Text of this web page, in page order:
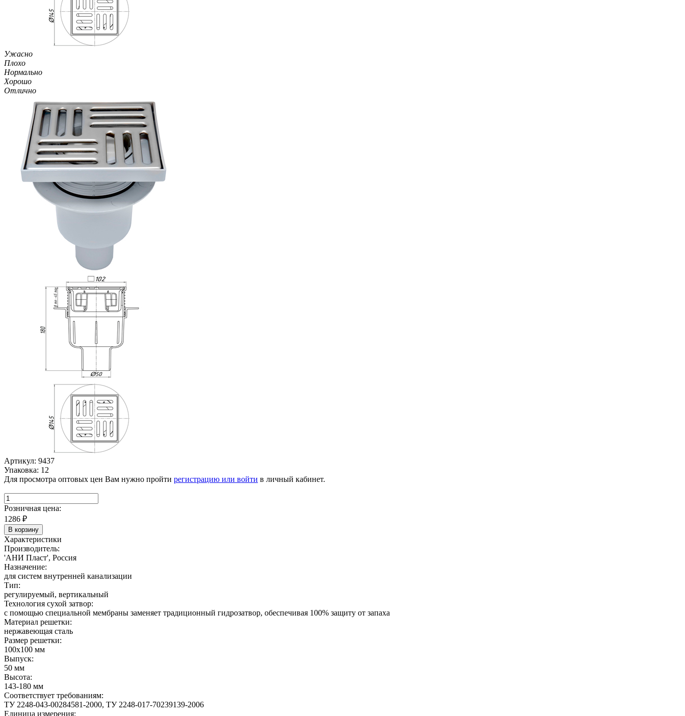
Ужасно
Плохо
Нормально
Хорошо
Отлично
Артикул: 9437
Упаковка: 12
Для просмотра оптовых цен Вам нужно пройти регистрацию или войти в личный кабинет.
Розничная цена:
1286 ₽
В корзину
Характеристики
Производитель:
'АНИ Пласт', Россия
Назначение:
для систем внутренней канализации
Тип:
регулируемый, вертикальный
Технология сухой затвор:
с помощью специальной мембраны заменяет традиционный гидрозатвор, обеспечивая 100% защиту от запаха
Материал решетки:
нержавеющая сталь
Размер решетки:
100х100 мм
Выпуск:
50 мм
Высота:
143-180 мм
Соответствует требованиям:
ТУ 2248-043-00284581-2000, ТУ 2248-017-70239139-2006
Единица измерения: